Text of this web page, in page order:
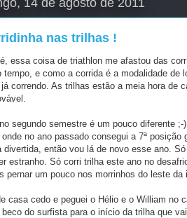
nas trilhas !
essa coisa de triathlon me afastou das
tempo, e como a corrida é a modalidade
correndo. As trilhas estão a meia hora de
segundo semestre é um pouco diferente
no ano passado consegui a 7ª
divertida, então vou lá de novo esse ano.
estranho. Só corri trilha este ano no
pernar um pouco nos morrinhos do leste da
casa cedo e peguei o Hélio e o William no
do surfista para o início da trilha que